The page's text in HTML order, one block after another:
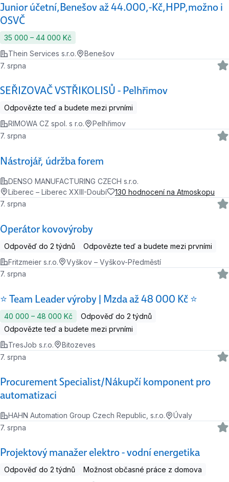
Junior účetní,Benešov až 44.000,-Kč,HPP,možno i
OSVČ
35 000 ‍–‍ 44 000 Kč
Thein Services s.r.o.
Benešov
SEŘIZOVAČ VSTŘIKOLISŮ - Pelhřimov
7. srpna
Odpovězte teď a budete mezi prvními
RIMOWA CZ spol. s r.o.
Pelhřimov
Nástrojář, údržba forem
7. srpna
DENSO MANUFACTURING CZECH s.r.o.
Liberec – Liberec XXIII-Doubí
130 hodnocení na Atmoskopu
Operátor kovovýroby
7. srpna
Odpověď do 2 týdnů
Odpovězte teď a budete mezi prvními
Fritzmeier s.r.o.
Vyškov – Vyškov-Předměstí
⭐ Team Leader výroby | Mzda až 48 000 Kč ⭐
7. srpna
40 000 ‍–‍ 48 000 Kč
Odpověď do 2 týdnů
Odpovězte teď a budete mezi prvními
TresJob s.r.o.
Bitozeves
Procurement Specialist/Nákupčí komponent pro
automatizaci
7. srpna
HAHN Automation Group Czech Republic, s.r.o. Úvaly
Projektový manažer elektro - vodní energetika
7. srpna
Odpověď do 2 týdnů
Možnost občasné práce z domova